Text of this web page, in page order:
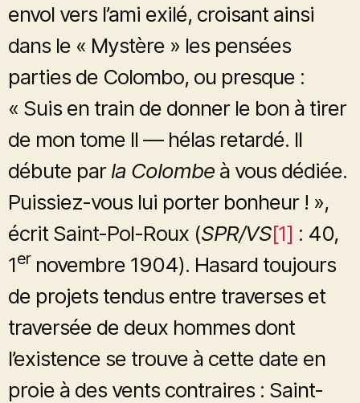
envol vers l’ami exilé, croisant ainsi
dans le « Mystère » les pensées
parties de Colombo, ou presque :
« Suis en train de donner le bon à tirer
de mon tome II — hélas retardé. Il
débute parla Colombe à vous dédiée.
Puissiez-vous lui porter bonheur ! »,
écrit Saint-Pol-Roux (SPR/VS[1] : 40,
1ernovembre 1904). Hasard toujours
de projets tendus entre traverses et
traversée de deux hommes dont
l’existence se trouve à cette date en
proie à des vents contraires : Saint-